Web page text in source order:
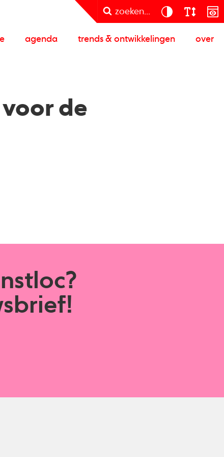
zoeken...
agenda trends & ontwikkelingen over
de